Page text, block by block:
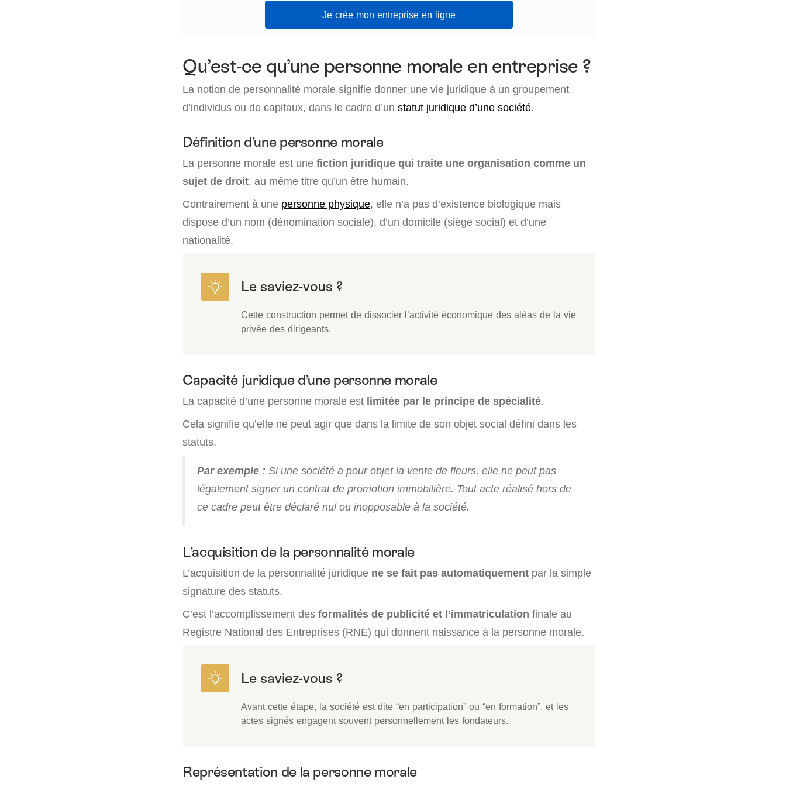
Je crée mon entreprise en ligne
Qu’est-ce qu’une personne morale en entreprise ?
La notion de personnalité morale signifie donner une vie juridique à un groupement
d’individus ou de capitaux, dans le cadre d’un statut juridique d’une société.
Définition d’une personne morale
La personne morale est une fiction juridique qui traite une organisation comme un
sujet de droit, au même titre qu’un être humain.
Contrairement à une personne physique, elle n’a pas d’existence biologique mais
dispose d’un nom (dénomination sociale), d’un domicile (siège social) et d’une
nationalité.
Cette construction permet de dissocier l’activité économique des aléas de la vie
privée des dirigeants.
Capacité juridique d’une personne morale
La capacité d’une personne morale est limitée par le principe de spécialité.
Cela signifie qu’elle ne peut agir que dans la limite de son objet social défini dans les
statuts.
Par exemple : Si une société a pour objet la vente de fleurs, elle ne peut pas
légalement signer un contrat de promotion immobilière. Tout acte réalisé hors de
ce cadre peut être déclaré nul ou inopposable à la société.
L’acquisition de la personnalité morale
L’acquisition de la personnalité juridique ne se fait pas automatiquement par la simple
signature des statuts.
C’est l’accomplissement des formalités de publicité et l’immatriculation finale au
Registre National des Entreprises (RNE) qui donnent naissance à la personne morale.
Avant cette étape, la société est dite “en participation” ou “en formation”, et les
actes signés engagent souvent personnellement les fondateurs.
Représentation de la personne morale